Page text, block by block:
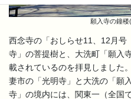
願入寺の鐘
西念寺の「おしらせ11、12月号
寺」の菩提樹と、大洗町「願入
載されているのを拝見しました
妻市の「光明寺」と大洗の「願
寺」の境内には、関東一（全国